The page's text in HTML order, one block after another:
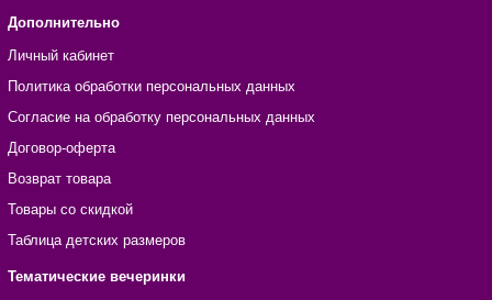
Дополнительно
Личный кабинет
Политика обработки персональных данных
Согласие на обработку персональных данных
Договор-оферта
Возврат товара
Товары со скидкой
Таблица детских размеров
Тематические вечеринки